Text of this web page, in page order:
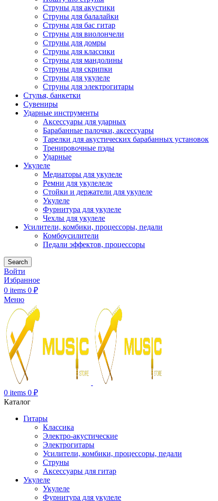
Струны для акустики
Струны для балалайки
Струны для бас гитар
Струны для виолончели
Струны для домры
Струны для классики
Струны для мандолины
Струны для скрипки
Струны для укулеле
Струны для электрогитары
Стулья, банкетки
Сувениры
Ударные инструменты
Аксессуары для ударных
Барабанные палочки, аксессуары
Тарелки для акустических барабанных установок
Тренировочные пэды
Ударные
Укулеле
Медиаторы для укулеле
Ремни для укулелеле
Стойки и держатели для укулеле
Укулеле
Фурнитура для укулеле
Чехлы для укулеле
Усилители, комбики, процессоры, педали
Комбоусилители
Педали эффектов, процессоры
Search
Войти
Избранное
0 items 0 ₽
Меню
0 items 0 ₽
Каталог
Гитары
Классика
Электро-акустические
Электрогитары
Усилители, комбики, процессоры, педали
Струны
Аксессуары для гитар
Укулеле
Укулеле
Фурнитура для укулеле